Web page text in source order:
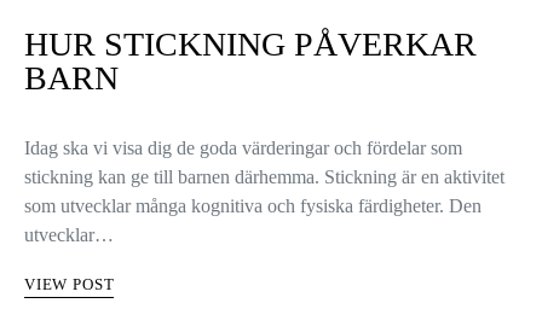
HUR STICKNING PÅVERKAR
BARN
Idag ska vi visa dig de goda värderingar och fördelar som
stickning kan ge till barnen därhemma. Stickning är en aktivitet
som utvecklar många kognitiva och fysiska färdigheter. Den
utvecklar…
VIEW POST